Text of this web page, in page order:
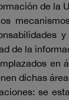
de la
de la
dichas
se